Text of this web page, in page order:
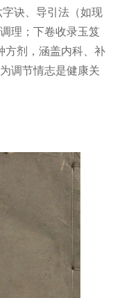
诀、导引法（如现
理；下卷收录玉笈
方剂，涵盖内科、补
调节情志是健康关